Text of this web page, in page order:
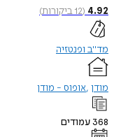
4.92
(
12ביקורות)
מד"ב ופנטזיה
מודן אופוס - מודן
368 עמודים